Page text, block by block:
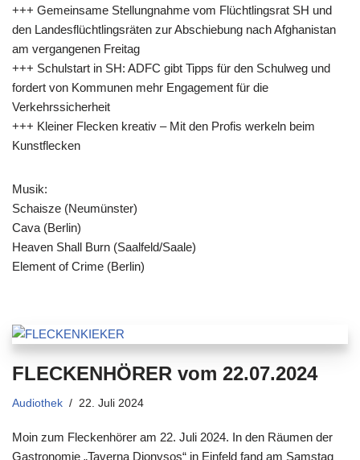
+++ Gemeinsame Stellungnahme vom Flüchtlingsrat SH und
den Landesflüchtlingsräten zur Abschiebung nach Afghanistan
am vergangenen Freitag
+++ Schulstart in SH: ADFC gibt Tipps für den Schulweg und
fordert von Kommunen mehr Engagement für die
Verkehrssicherheit
+++ Kleiner Flecken kreativ – Mit den Profis werkeln beim
Kunstflecken
Musik:
Schaisze (Neumünster)
Cava (Berlin)
Heaven Shall Burn (Saalfeld/Saale)
Element of Crime (Berlin)
FLECKENHÖRER vom 22.07.2024
Audiothek 22. Juli 2024
Moin zum Fleckenhörer am 22. Juli 2024. In den Räumen der
Gastronomie „Taverna Dionysos“ in Einfeld fand am Samstag